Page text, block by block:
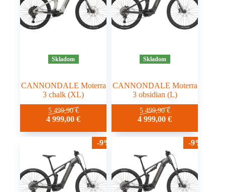
Skladom
CANNONDALE Moterra
3 chalk (XL)
5 499,90€
4 999,00€
Skladom
CANNONDALE Moterra
3 obsidian (L)
5 499,90€
4 999,00€
-9% -9%